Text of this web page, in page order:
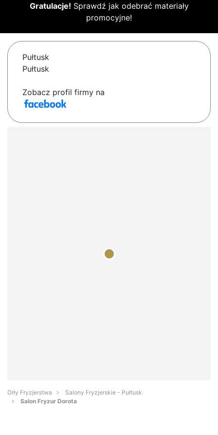
Gratulacje! Sprawdź jak odebrać materiały
promocyjne!
Pułtusk
Pułtusk
Zobacz profil firmy na
Orły Fryzjerstwa
Salony Fryzjerskie - Pułtusk
Salon Fryzur Dorota